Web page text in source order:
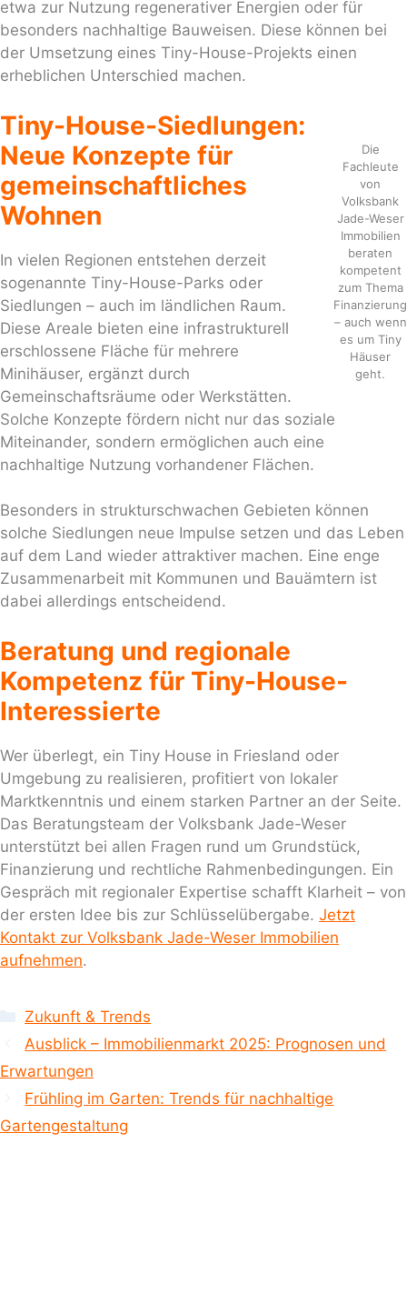
etwa zur Nutzung regenerativer Energien oder für
besonders nachhaltige Bauweisen. Diese können bei
der Umsetzung eines Tiny-House-Projekts einen
erheblichen Unterschied machen.
Die
Fachleute
von
Volksbank
Jade-Weser
Immobilien
beraten
kompetent
zum Thema
Finanzierung
– auch wenn
es um Tiny
Häuser
geht.
Tiny-House-Siedlungen:
Neue Konzepte für
gemeinschaftliches
Wohnen
In vielen Regionen entstehen derzeit
sogenannte Tiny-House-Parks oder
Siedlungen – auch im ländlichen Raum.
Diese Areale bieten eine infrastrukturell
erschlossene Fläche für mehrere
Minihäuser, ergänzt durch
Gemeinschaftsräume oder Werkstätten.
Solche Konzepte fördern nicht nur das soziale
Miteinander, sondern ermöglichen auch eine
nachhaltige Nutzung vorhandener Flächen.
Besonders in strukturschwachen Gebieten können
solche Siedlungen neue Impulse setzen und das Leben
auf dem Land wieder attraktiver machen. Eine enge
Zusammenarbeit mit Kommunen und Bauämtern ist
dabei allerdings entscheidend.
Beratung und regionale
Kompetenz für Tiny-House-
Interessierte
Wer überlegt, ein Tiny House in Friesland oder
Umgebung zu realisieren, profitiert von lokaler
Marktkenntnis und einem starken Partner an der Seite.
Das Beratungsteam der Volksbank Jade-Weser
unterstützt bei allen Fragen rund um Grundstück,
Finanzierung und rechtliche Rahmenbedingungen. Ein
Gespräch mit regionaler Expertise schafft Klarheit – von
der ersten Idee bis zur Schlüsselübergabe. Jetzt
Kontakt zur Volksbank Jade-Weser Immobilien
aufnehmen.
Kategorien
Zukunft & Trends
Ausblick – Immobilienmarkt 2025: Prognosen und
Erwartungen
Frühling im Garten: Trends für nachhaltige
Gartengestaltung